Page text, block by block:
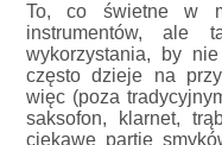
To, co świetne w
instrumentów, ale
wykorzystania, by
często dzieje na
więc (poza
saksofon, klarnet,
ciekawe partie